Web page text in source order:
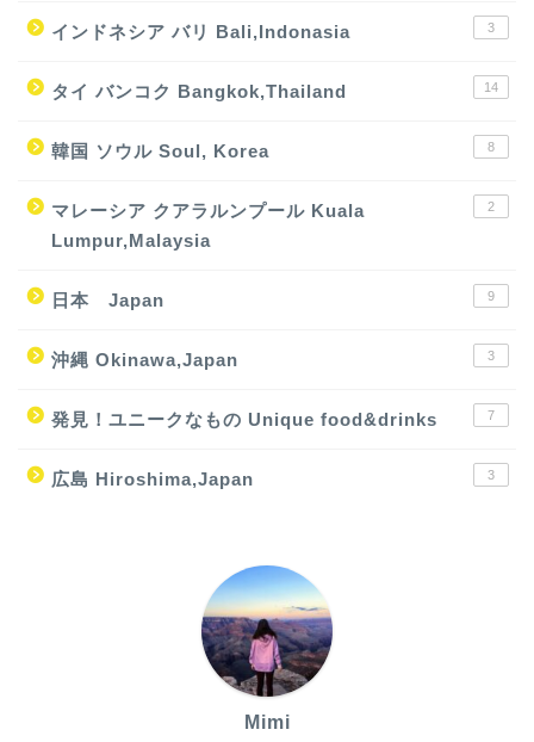
インドネシア バリ Bali,Indonasia 3
タイ バンコク Bangkok,Thailand 14
韓国 ソウル Soul, Korea 8
マレーシア クアラルンプール Kuala
Lumpur,Malaysia
2
日本 Japan 9
沖縄 Okinawa,Japan 3
発見！ユニークなもの Unique food&drinks 7
広島 Hiroshima,Japan 3
Mimi